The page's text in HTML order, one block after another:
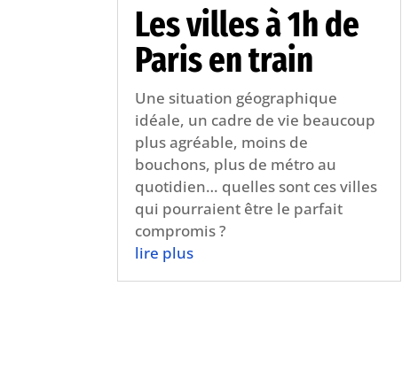
Les villes à 1h de
Paris en train
Une situation géographique
idéale, un cadre de vie beaucoup
plus agréable, moins de
bouchons, plus de métro au
quotidien… quelles sont ces villes
qui pourraient être le parfait
compromis ?
lire plus